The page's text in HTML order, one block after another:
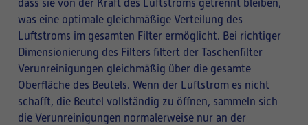
dass sie von der Kraft des Luftstroms getrennt bleiben,
was eine optimale gleichmäßige Verteilung des
Luftstroms im gesamten Filter ermöglicht. Bei richtiger
Dimensionierung des Filters filtert der Taschenfilter
Verunreinigungen gleichmäßig über die gesamte
Oberfläche des Beutels. Wenn der Luftstrom es nicht
schafft, die Beutel vollständig zu öffnen, sammeln sich
die Verunreinigungen normalerweise nur an der